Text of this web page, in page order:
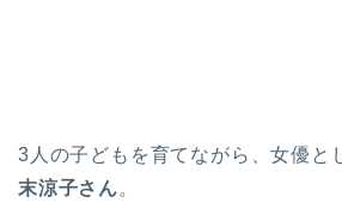
3人の子どもを育てながら、女優と
末涼子さん。